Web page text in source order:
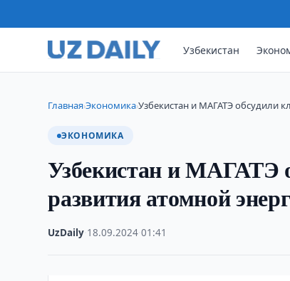
Узбекистан
Главная›Экономика›Узбекистан и МАГАТЭ обсудили
ЭКОНОМИКА
Узбекистан и МАГАТЭ
развития атомной
UzDaily 18.09.2024 ·01:41